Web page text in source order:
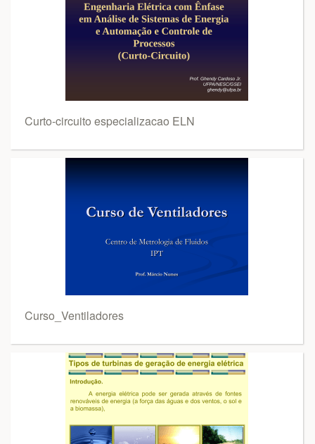
Curto-circuito especializacao ELN
Curso_Ventiladores